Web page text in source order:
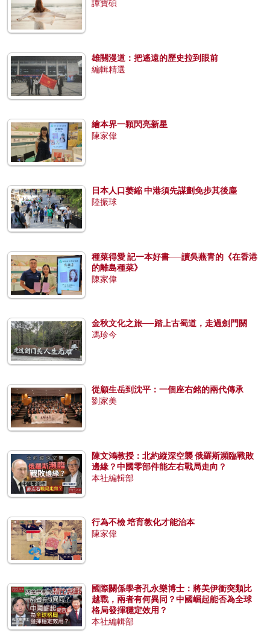
譚寶碩
雄關漫道：把遙遠的歷史拉到眼前
編輯精選
繪本界一顆閃亮新星
陳家偉
日本人口萎縮 中港須先謀劃免步其後塵
陸振球
種菜得愛 記一本好書──讀吳燕青的《在香港
的離島種菜》
陳家偉
金秋文化之旅──踏上古蜀道，走過劍門關
馮珍今
從顧生岳到沈平：一個座右銘的兩代傳承
劉家美
陳文鴻教授：北約縱深空襲 俄羅斯瀕臨戰敗
邊緣？中國零部件能左右戰局走向？
本社編輯部
行為不檢 培育教化才能治本
陳家偉
國際關係學者孔永樂博士：將美伊衝突類比
越戰，兩者有何異同？中國崛起能否為全球
格局發揮穩定效用？
本社編輯部